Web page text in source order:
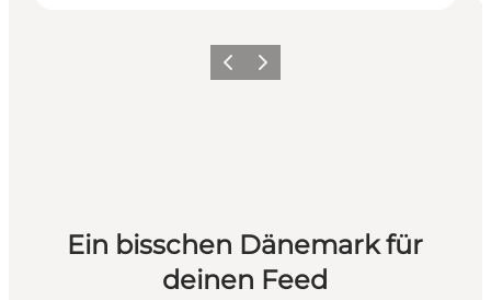
ZurückWeiter
Ein bisschen Dänemark für
deinen Feed